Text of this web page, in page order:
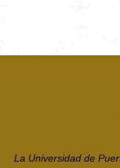
La Universidad de